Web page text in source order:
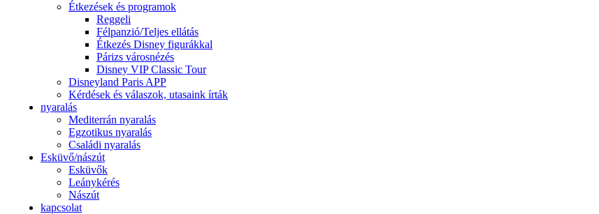
Étkezések és programok
Reggeli
Félpanzió/Teljes ellátás
Étkezés Disney figurákkal
Párizs városnézés
Disney VIP Classic Tour
Disneyland Paris APP
Kérdések és válaszok, utasaink írták
nyaralás
Mediterrán nyaralás
Egzotikus nyaralás
Családi nyaralás
Esküvő/nászút
Esküvők
Leánykérés
Nászút
kapcsolat